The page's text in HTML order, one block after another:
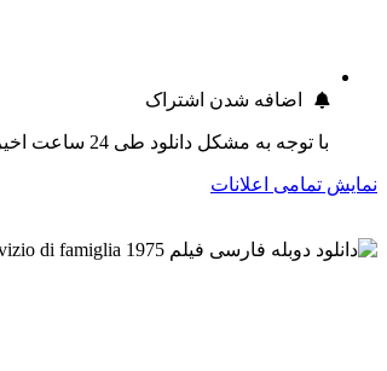
اضافه شدن اشتراک
با توجه به مشکل دانلود طی 24 ساعت اخیر 1 روز به اشتراک تمام کاربران اضافه گردید.
نمایش تمامی اعلانات